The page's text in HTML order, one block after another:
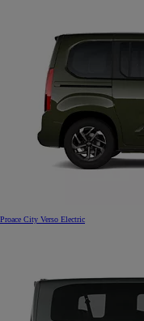
Proace City Verso Electric